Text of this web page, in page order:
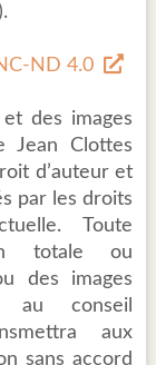
ND 4.0
et des images
Jean Clottes
d’auteur et
par les droits
Toute
totale ou
des images
au conseil
aux
sans accord